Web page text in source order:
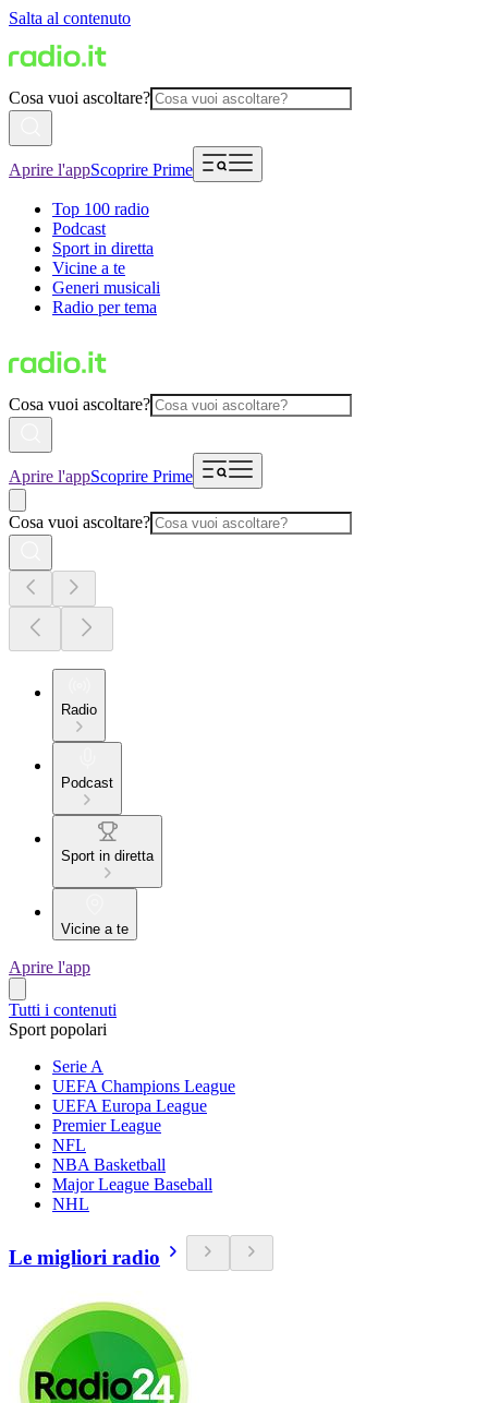
Salta al contenuto
Cosa vuoi ascoltare?
Aprire l'appScoprire Prime
Top 100 radio
Podcast
Sport in diretta
Vicine a te
Generi musicali
Radio per tema
Cosa vuoi ascoltare?
Aprire l'appScoprire Prime
Cosa vuoi ascoltare?
Radio
Podcast
Sport in diretta
Vicine a te
Aprire l'app
Tutti i contenuti
Sport popolari
Serie A
UEFA Champions League
UEFA Europa League
Premier League
NFL
NBA Basketball
Major League Baseball
NHL
Le migliori radio